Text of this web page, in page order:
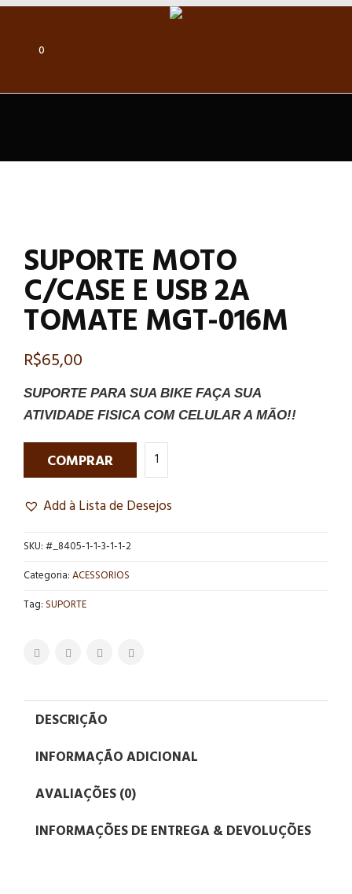
0
SUPORTE MOTO
C/CASE E USB 2A
TOMATE MGT-016M
R$65,00
SUPORTE PARA SUA BIKE FAÇA SUA
ATIVIDADE FISICA COM CELULAR A MÃO!!
COMPRAR
Add à Lista de Desejos
SKU:#_8405-1-1-3-1-1-2
Categoria:ACESSORIOS
Tag: SUPORTE
DESCRIÇÃO
INFORMAÇÃO ADICIONAL
AVALIAÇÕES (0)
INFORMAÇÕES DE ENTREGA & DEVOLUÇÕES